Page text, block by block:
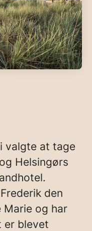
valgte at tage
Helsingørs
den
Marie og har
er blevet